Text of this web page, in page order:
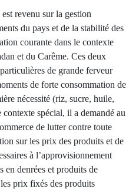
revenu sur la gestion
du pays et de la stabilité des
courante dans le contexte
et du Carême. Ces deux
de grande ferveur
de forte consommation de
nécessité (riz, sucre, huile,
spécial, il a demandé au
de lutter contre toute
sur les prix des produits et de
à l’approvisionnement
en denrées et produits de
prix fixés des produits